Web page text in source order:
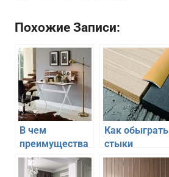
Похожие Записи:
В чем
преимущества
и удобства
консоли в
Как обыграть
стыки
напольных
поверхностей